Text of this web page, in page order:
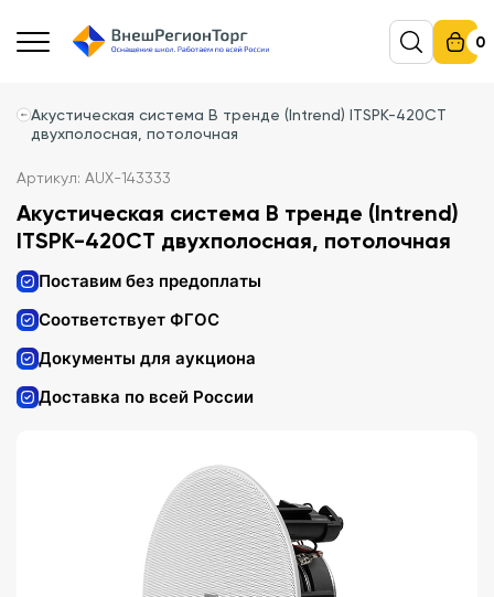
0
Акустическая система В тренде (Intrend) ITSPK-420CT
двухполосная, потолочная
Артикул: AUX-143333
Акустическая система В тренде (Intrend)
ITSPK-420CT двухполосная, потолочная
Поставим без предоплаты
Соответствует ФГОС
Документы для аукциона
Доставка по всей России